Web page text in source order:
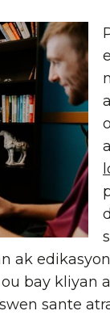
ak
bay kliyan
sante